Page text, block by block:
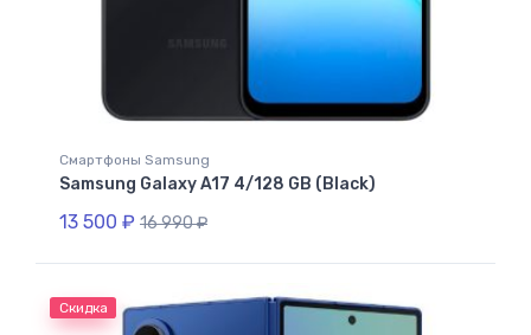
Смартфоны Samsung
Samsung Galaxy A17 4/128 GB (Black)
13 500 ₽ 16 990₽
Скидка